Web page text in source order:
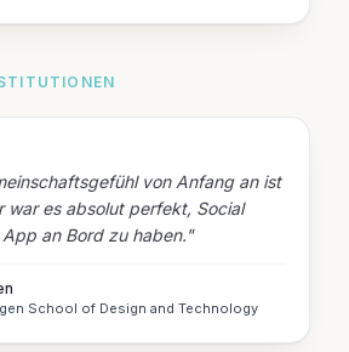
von Anfang an ist
war es absolut perfekt, Social
an Bord zu haben."
School of Design and Technology